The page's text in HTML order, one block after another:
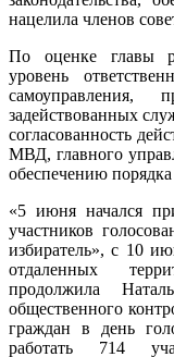
нацелила членов
По оценке главы
уровень
самоуправления,
задействованных
согласованность
МВД, главного
обеспечению
«5 июня начался
участников
избиратель», с 10
отдаленных
продолжила
общественного
граждан в день
работать 714